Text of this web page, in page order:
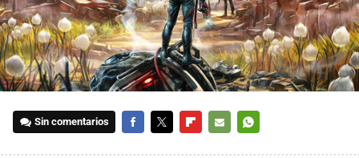
Sin comentarios